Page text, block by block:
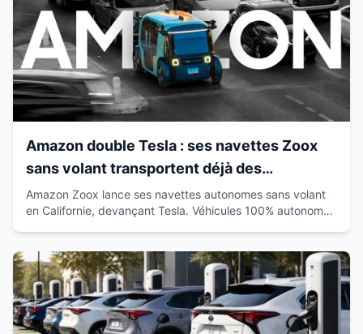
Amazon double Tesla : ses navettes Zoox
sans volant transportent déjà des
passagers en Californie
Amazon Zoox lance ses navettes autonomes sans volant
en Californie, devançant Tesla. Véhicules 100% autonomes